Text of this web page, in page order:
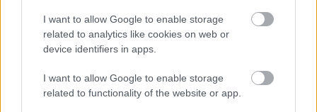
I want to allow Google to enable storage
related to analytics like cookies on web or
device identifiers in apps.
I want to allow Google to enable storage
related to functionality of the website or app.
No es tu imaginación